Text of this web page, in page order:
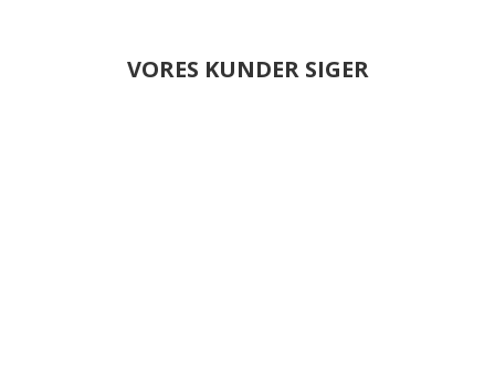
VORES KUNDER SIGER